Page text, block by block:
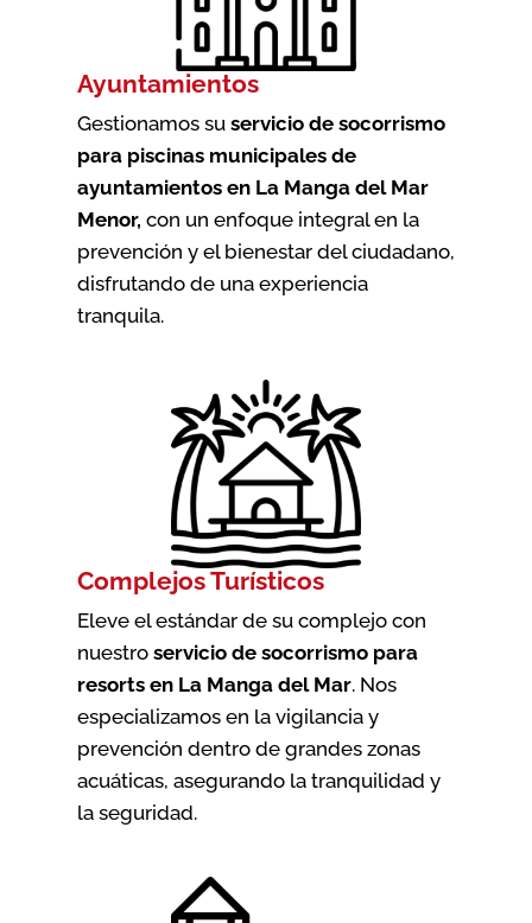
Ayuntamientos
Gestionamos su servicio de socorrismo
para piscinas municipales de
ayuntamientos en La Manga del Mar
Menor, con un enfoque integral en la
prevención y el bienestar del ciudadano,
disfrutando de una experiencia
tranquila.
Complejos Turísticos
Eleve el estándar de su complejo con
nuestro servicio de socorrismo para
resorts en La Manga del Mar. Nos
especializamos en la vigilancia y
prevención dentro de grandes zonas
acuáticas, asegurando la tranquilidad y
la seguridad.